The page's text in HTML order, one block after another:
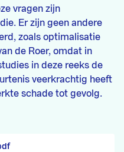
vragen zijn
Er zijn geen andere
zoals optimalisatie
de Roer, omdat in
in deze reeks de
veerkrachtig heeft
schade tot gevolg.